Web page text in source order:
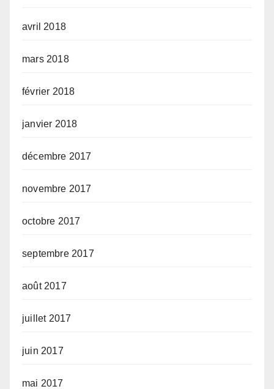
avril 2018
mars 2018
février 2018
janvier 2018
décembre 2017
novembre 2017
octobre 2017
septembre 2017
août 2017
juillet 2017
juin 2017
mai 2017